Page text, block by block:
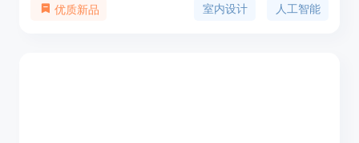
种以上的预定义室内风格，同时也支持用户自定义风
优质新品 室内设计 人工智能